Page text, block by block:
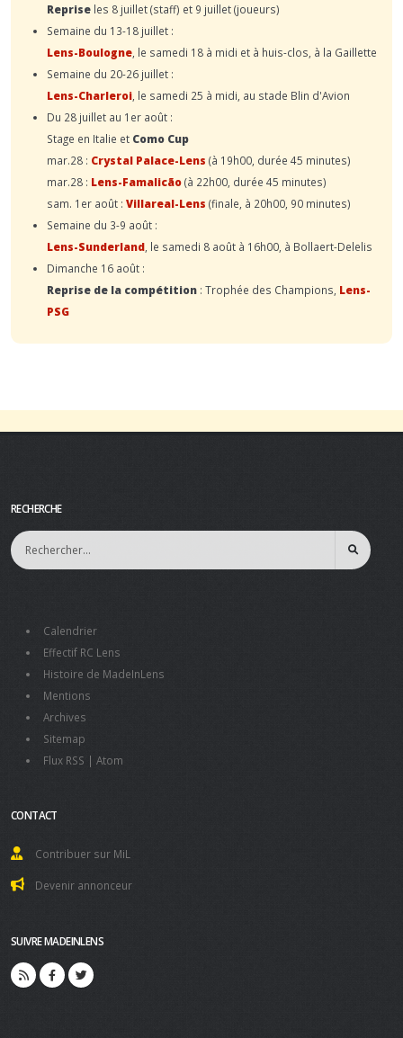
Reprise les 8 juillet (staff) et 9 juillet (joueurs)
Semaine du 13-18 juillet :
Lens-Boulogne , le samedi 18 à midi et à huis-clos, à la Gaillette
Semaine du 20-26 juillet :
Lens-Charleroi , le samedi 25 à midi, au stade Blin d'Avion
Du 28 juillet au 1er août :
Stage en Italie et Como Cup
mar.28 : Crystal Palace-Lens (à 19h00, durée 45 minutes)
mar.28 : Lens-Famalicão(à 22h00, durée 45 minutes)
sam. 1er août : Villareal-Lens (finale, à 20h00, 90 minutes)
Semaine du 3-9 août :
Lens-Sunderland , le samedi 8 août à 16h00, à Bollaert-Delelis
Dimanche 16 août :
Reprise de la compétition : Trophée des Champions, Lens-
PSG
RECHERCHE
Calendrier
Effectif RC Lens
Histoire de MadeInLens
Mentions
Archives
Sitemap
Flux RSS | Atom
CONTACT
Contribuer sur MiL
Devenir annonceur
SUIVRE MADEINLENS